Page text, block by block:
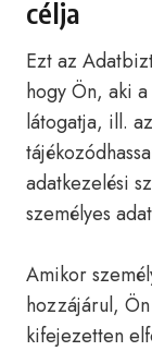
célja
Ezt az
hogy Ön, aki
látogatja, ill.
adatkezelési
személyes
Amikor
hozzájárul,
kifejezetten